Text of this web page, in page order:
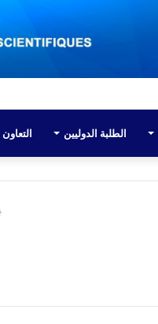
الطلبة الدوليين التعاون